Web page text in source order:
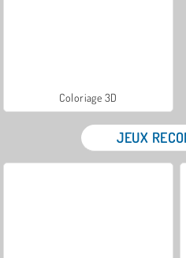
Coloriage 3D
JEUX